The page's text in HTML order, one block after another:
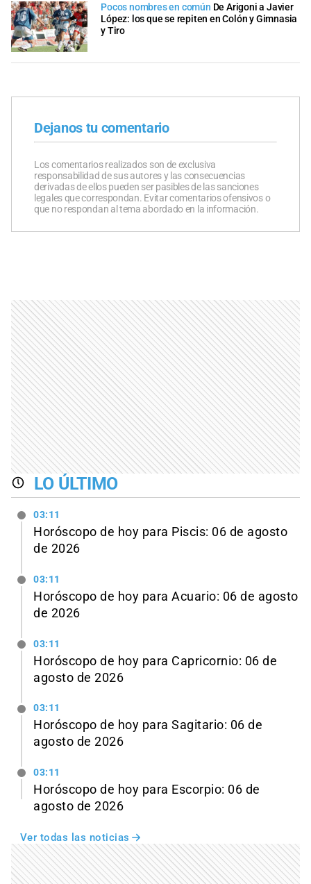
Pocos nombres en común De Arigoni a Javier
López: los que se repiten en Colón y Gimnasia
y Tiro
Dejanos tu comentario
Los comentarios realizados son de exclusiva
responsabilidad de sus autores y las consecuencias
derivadas de ellos pueden ser pasibles de las sanciones
legales que correspondan. Evitar comentarios ofensivos o
que no respondan al tema abordado en la información.
LO ÚLTIMO
03:11
Horóscopo de hoy para Piscis: 06 de agosto
de 2026
03:11
Horóscopo de hoy para Acuario: 06 de agosto
de 2026
03:11
Horóscopo de hoy para Capricornio: 06 de
agosto de 2026
03:11
Horóscopo de hoy para Sagitario: 06 de
agosto de 2026
03:11
Horóscopo de hoy para Escorpio: 06 de
agosto de 2026
Ver todas las noticias